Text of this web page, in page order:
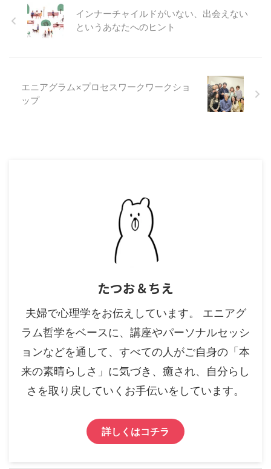
インナーチャイルドがいない、出会えない
というあなたへのヒント
エニアグラム×プロセスワークワークショ
ップ
たつお＆ちえ
夫婦で心理学をお伝えしています。 エニアグ
ラム哲学をベースに、講座やパーソナルセッシ
ョンなどを通して、すべての人がご自身の「本
来の素晴らしさ」に気づき、癒され、自分らし
さを取り戻していくお手伝いをしています。
詳しくはコチラ